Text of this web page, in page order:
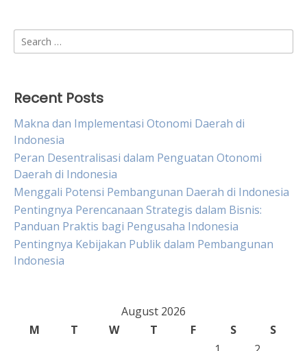
Search
for:
Recent Posts
Makna dan Implementasi Otonomi Daerah di
Indonesia
Peran Desentralisasi dalam Penguatan Otonomi
Daerah di Indonesia
Menggali Potensi Pembangunan Daerah di Indonesia
Pentingnya Perencanaan Strategis dalam Bisnis:
Panduan Praktis bagi Pengusaha Indonesia
Pentingnya Kebijakan Publik dalam Pembangunan
Indonesia
August 2026
M
T W T F S
S